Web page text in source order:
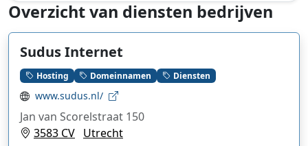
Overzicht van diensten bedrijven
Sudus Internet
Hosting Domeinnamen Diensten
www.sudus.nl/
Jan van Scorelstraat 150
3583 CV Utrecht